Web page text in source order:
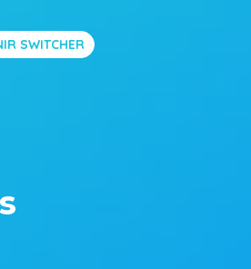
SWITCHER